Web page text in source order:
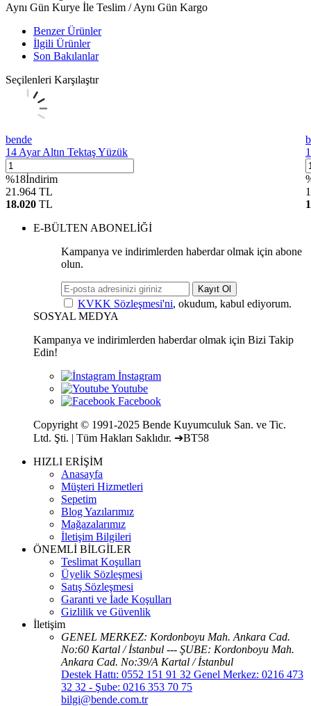
Aynı Gün Kurye İle Teslim / Aynı Gün Kargo
Benzer Ürünler
İlgili Ürünler
Son Bakılanlar
Seçilenleri Karşılaştır
bende
14 Ayar Altın Tektaş Yüzük
%18İndirim
21.964 TL
18.020 TL
E-BÜLTEN ABONELİĞİ
Kampanya ve indirimlerden haberdar olmak için abone
olun.
Kayıt Ol
KVKK Sözleşmesi'ni, okudum, kabul ediyorum.
SOSYAL MEDYA
Kampanya ve indirimlerden haberdar olmak için Bizi Takip
Edin!
Copyright © 1991-2025 Bende Kuyumculuk San. ve Tic.
Ltd. Şti. | Tüm Hakları Saklıdır. ➔BT58
HIZLI ERİŞİM
Anasayfa
Müşteri Hizmetleri
Sepetim
Blog Yazılarımız
Mağazalarımız
İletişim Bilgileri
ÖNEMLİ BİLGİLER
Teslimat Koşulları
Üyelik Sözleşmesi
Satış Sözleşmesi
Garanti ve İade Koşulları
Gizlilik ve Güvenlik
İletişim
GENEL MERKEZ: Kordonboyu Mah. Ankara Cad.
No:60 Kartal / İstanbul --- ŞUBE: Kordonboyu Mah.
Ankara Cad. No:39/A Kartal / İstanbul
Destek Hattı: 0552 151 91 32 Genel Merkez: 0216 473
32 32 - Şube: 0216 353 70 75
bilgi@bende.com.tr